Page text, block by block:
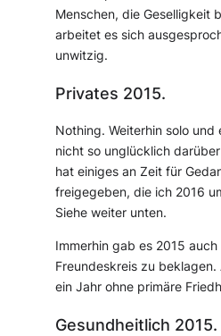
Menschen, die Geselligkeit
arbeitet es sich
unwitzig.
Privates 2015.
Nothing. Weiterhin solo
nicht so unglücklich
hat einiges an Zeit für
freigegeben, die ich 2016
Siehe weiter unten.
Immerhin gab es 2015 auch
Freundeskreis zu
ein Jahr ohne primäre
Gesundheitlich 2015.